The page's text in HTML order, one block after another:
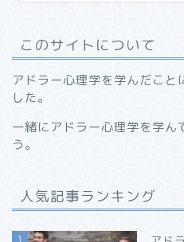
このサイトについて
アドラー心理学を学んだこ
した。
一緒にアドラー心理学を学ん
う。
人気記事ランキング
1